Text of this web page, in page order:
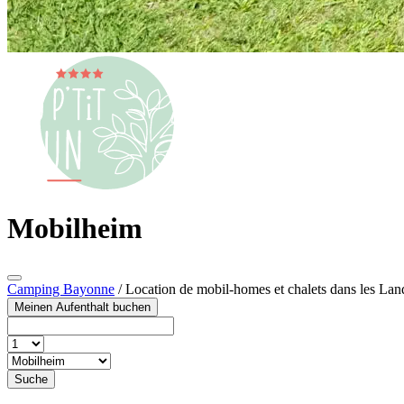
Mobilheim
Camping Bayonne /Location de mobil-homes et chalets dans les
Meinen Aufenthalt buchen
Suche